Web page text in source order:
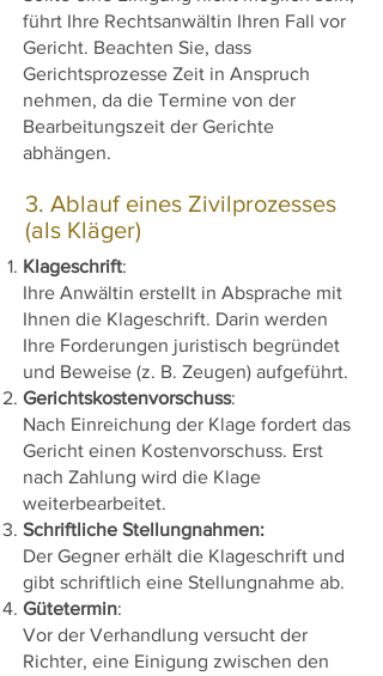
führt Ihre Rechtsanwältin Ihren Fall vor
Gericht. Beachten Sie, dass
Gerichtsprozesse Zeit in Anspruch
nehmen, da die Termine von der
Bearbeitungszeit der Gerichte
abhängen.
3. Ablauf eines Zivilprozesses
(als Kläger)
Klageschrift:
Ihre Anwältin erstellt in Absprache mit
Ihnen die Klageschrift. Darin werden
Ihre Forderungen juristisch begründet
und Beweise (z. B. Zeugen) aufgeführt.
Gerichtskostenvorschuss:
Nach Einreichung der Klage fordert das
Gericht einen Kostenvorschuss. Erst
nach Zahlung wird die Klage
weiterbearbeitet.
Schriftliche Stellungnahmen:
Der Gegner erhält die Klageschrift und
gibt schriftlich eine Stellungnahme ab.
Gütetermin:
Vor der Verhandlung versucht der
Richter, eine Einigung zwischen den